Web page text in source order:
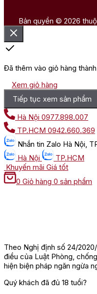
Bản quyền © 2026
Đã thêm vào giỏ hàng
Xem giỏ hàng
Tiếp tục xem sản phẩm
Hà Nội 0977.898.007
TP.HCM 0942.660.369
Nhắn tin Zalo Hà Nội,
Hà Nội
TP.HCM
Khuyến mãi Giá tốt
0 Giỏ hàng 0 sản phẩm
Theo Nghị định số 24/
điều của Luật Phòng,
hiện biện pháp ngăn ngừa
Quý khách đã đủ 18 tuổi?